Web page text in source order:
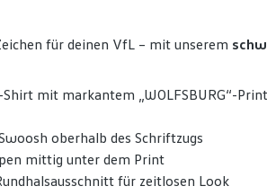
für deinen VfL – mit unserem
Shirt mit markantem „WOLFSBURG“-
oberhalb des Schriftzugs
mittig unter dem Print
für zeitlosen Look